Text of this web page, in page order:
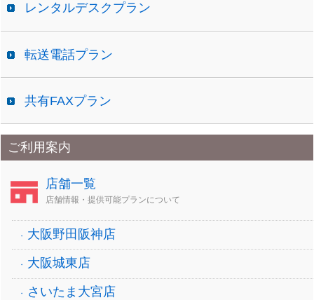
レンタルデスクプラン
転送電話プラン
共有FAXプラン
ご利用案内
店舗一覧
店舗情報・提供可能プランについて
大阪野田阪神店
大阪城東店
さいたま大宮店